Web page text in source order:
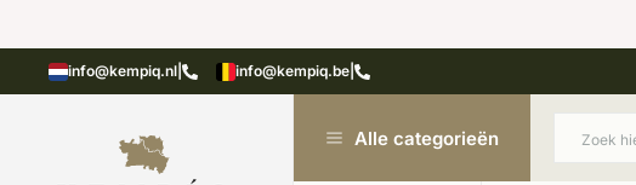
info@kempiq.nl info@kempiq.be
in kempische bouwstijl Meer dan 20 jaar ervaring
Alle categorieën